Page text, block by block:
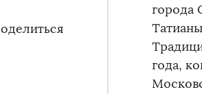
города
года,